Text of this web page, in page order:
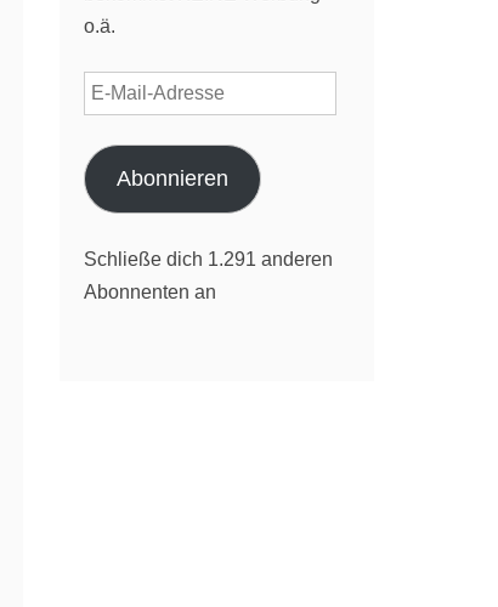
o.ä.
E-
Mail-
Adresse
Abonnieren
Schließe dich 1.291 anderen
Abonnenten an